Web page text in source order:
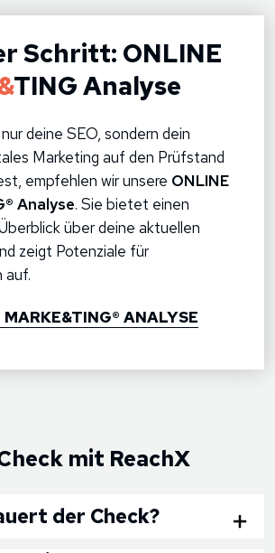
Schritt: ONLINE
TING Analyse
deine SEO, sondern dein
Marketing auf den Prüfstand
empfehlen wir unsere ONLINE
Analyse. Sie bietet einen
über deine aktuellen
zeigt Potenziale für
auf.
ANALYSE
mit ReachX
der Check?